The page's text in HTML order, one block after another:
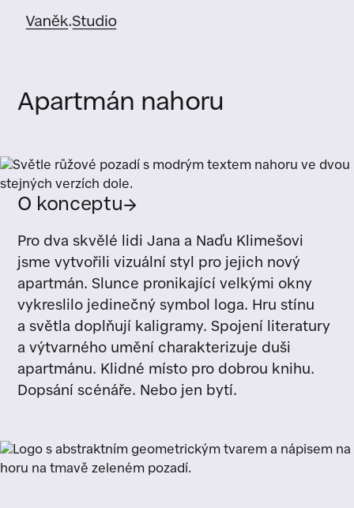
Apartmán nahoru
O konceptu→
Pro dva skvělé lidi Jana a Naďu Klimešovi
jsme vytvořili vizuální styl pro jejich nový
apartmán. Slunce pronikající velkými okny
vykreslilo jedinečný symbol loga. Hru stínu
a světla doplňují kaligramy. Spojení literatury
a výtvarného umění charakterizuje duši
apartmánu. Klidné místo pro dobrou knihu.
Dopsání scénáře. Nebo jen bytí.